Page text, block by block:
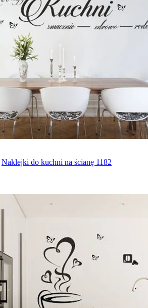
Naklejki do kuchni na ścianę 1182